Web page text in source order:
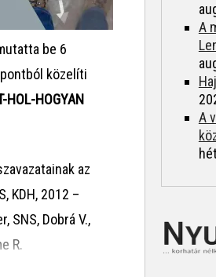
be 6
közelíti
HOL-HOGYAN
az
KDH, 2012 –
SNS, Dobrá V.,
R.
A
A